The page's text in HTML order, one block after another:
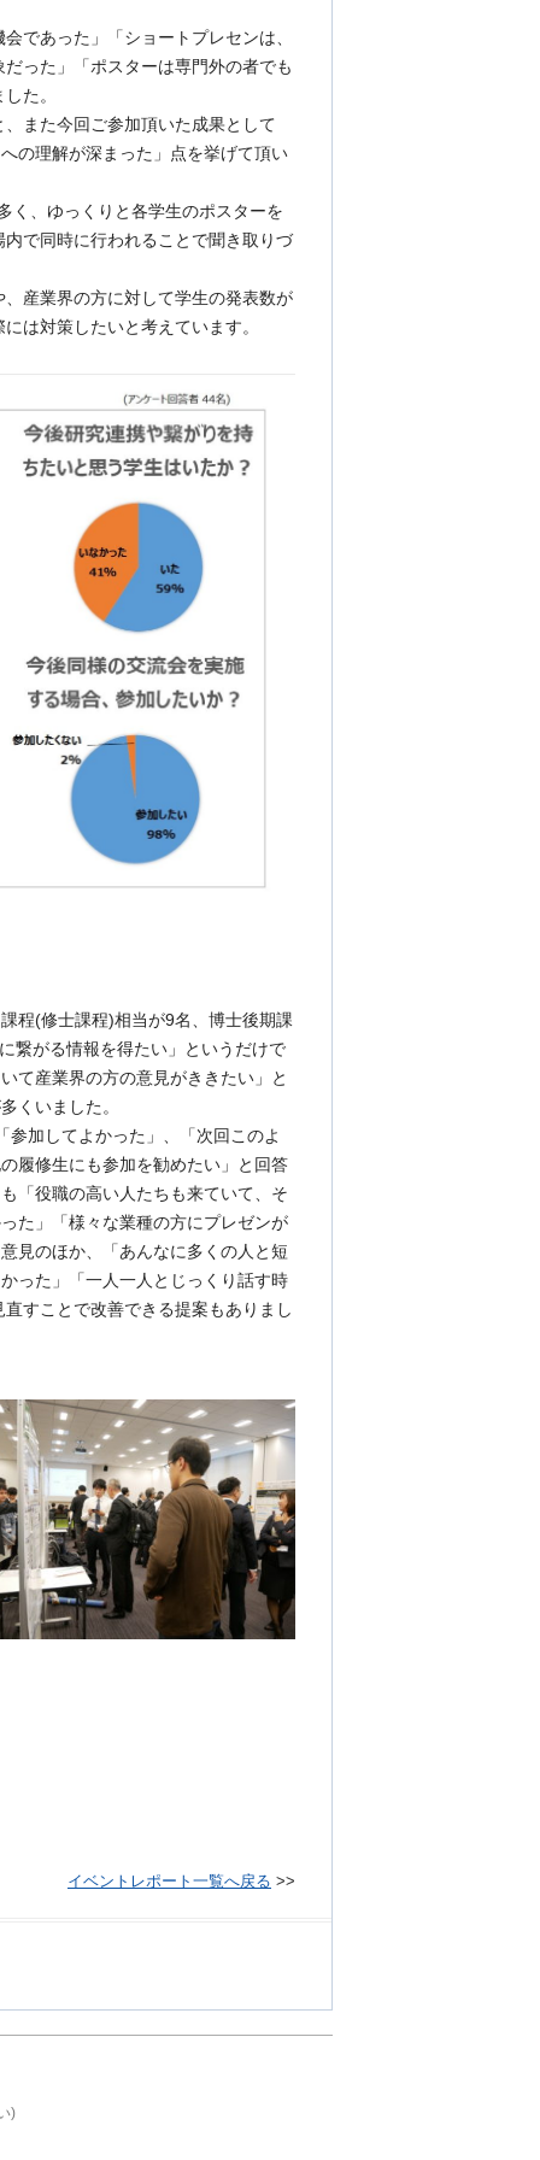
であった」「ショートプレセンは、
った」「ポスターは専門外の者でも
た。
また今回ご参加頂いた成果として
の理解が深まった」点を挙げて頂い
く、ゆっくりと各学生のポスターを
で同時に行われることで聞き取りづ
産業界の方に対して学生の発表数が
は対策したいと考えています。
程(修士課程)相当が9名、博士後期課
繋がる情報を得たい」というだけで
て産業界の方の意見がききたい」と
くいました。
加してよかった」、「次回このよ
履修生にも参加を勧めたい」と回答
「役職の高い人たちも来ていて、そ
た」「様々な業種の方にプレゼンが
見のほか、「あんなに多くの人と短
った」「一人一人とじっくり話す時
すことで改善できる提案もありまし
イベントレポート一覧へ戻る >>
)